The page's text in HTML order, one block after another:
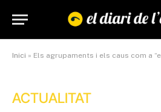
Inici » Els agrupaments i els caus com a
ACTUALITAT